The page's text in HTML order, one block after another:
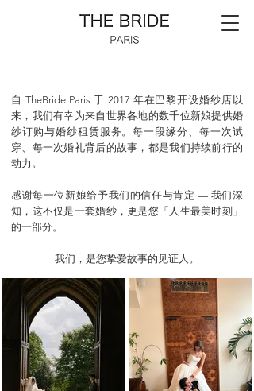
自 TheBride Paris 于 2017 年在巴黎开设婚纱店以
来，我们有幸为来自世界各地的数千位新娘提供婚
纱订购与婚纱租赁服务。每一段缘分、每一次试
穿、每一次婚礼背后的故事，都是我们持续前行的
动力。
感谢每一位新娘给予我们的信任与肯定 — 我们深
知，这不仅是一套婚纱，更是您「人生最美时刻」
的一部分。
我们，是您挚爱故事的见证人。